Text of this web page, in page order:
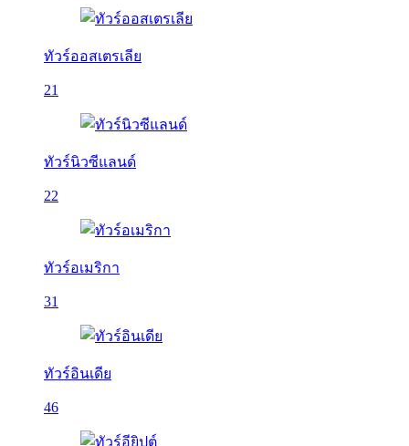
ทัวร์ออสเตรเลีย
21
ทัวร์นิวซีแลนด์
22
ทัวร์อเมริกา
31
ทัวร์อินเดีย
46